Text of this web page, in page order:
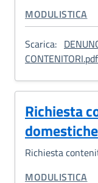
CATEGORIA
MODULISTICA
Scarica:
Richiesta
domestiche
Richiesta
CATEGORIA
MODULISTICA